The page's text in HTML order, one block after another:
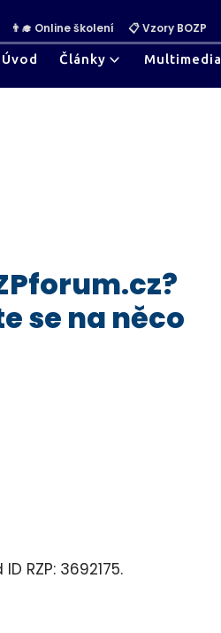
👨‍🎓 Online školení 📋 Vzory BOZP
Úvod Články Multimedia
se na něco
RZP: 3692175.